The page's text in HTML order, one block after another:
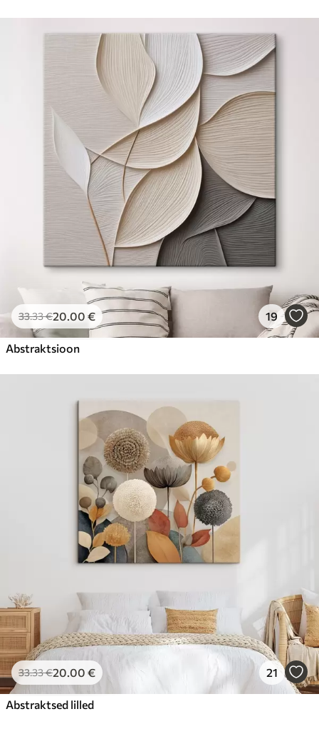
33.33€20.00 € 19
Abstraktsioon
33.33€20.00 € 21
Abstraktsed lilled